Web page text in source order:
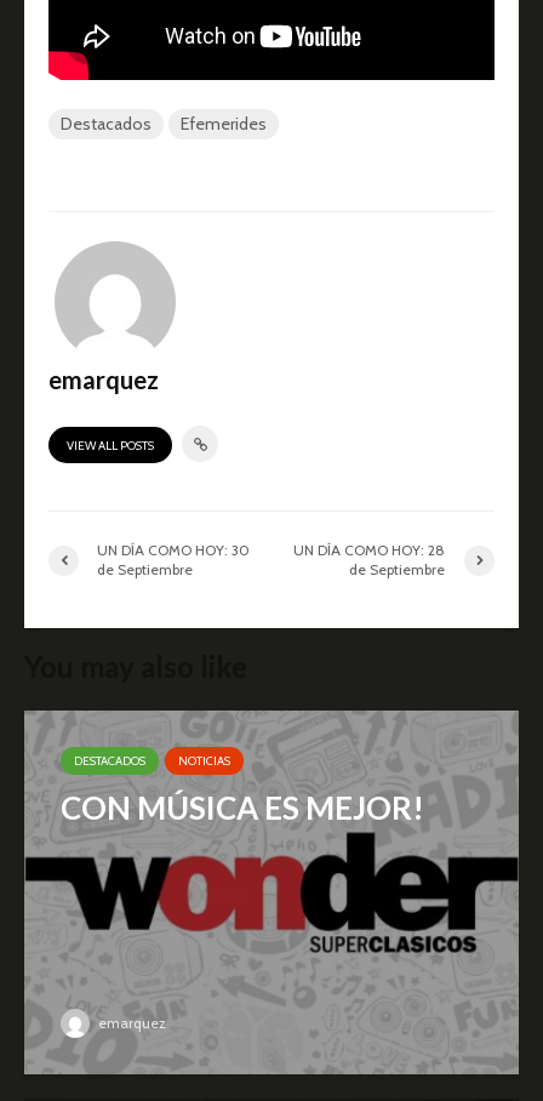
Destacados Efemerides
emarquez
VIEW ALL POSTS
UN DÍA COMO HOY: 30
de Septiembre
UN DÍA COMO HOY: 28
de Septiembre
DESTACADOS NOTICIAS
CON MÚSICA ES MEJOR!
emarquez